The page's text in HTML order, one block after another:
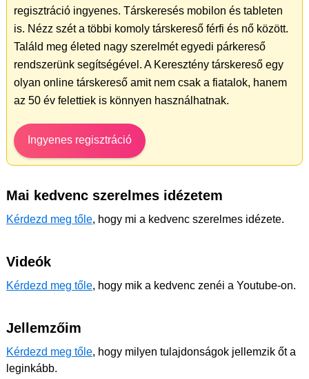
regisztráció ingyenes. Társkeresés mobilon és tableten
is. Nézz szét a többi komoly társkereső férfi és nő között.
Találd meg életed nagy szerelmét egyedi párkereső
rendszerünk segítségével. A Keresztény társkereső egy
olyan online társkereső amit nem csak a fiatalok, hanem
az 50 év felettiek is könnyen használhatnak.
Ingyenes regisztráció
Mai kedvenc szerelmes idézetem
Kérdezd meg tőle, hogy mi a kedvenc szerelmes idézete.
Videók
Kérdezd meg tőle, hogy mik a kedvenc zenéi a Youtube-on.
Jellemzőim
Kérdezd meg tőle, hogy milyen tulajdonságok jellemzik őt a
leginkább.